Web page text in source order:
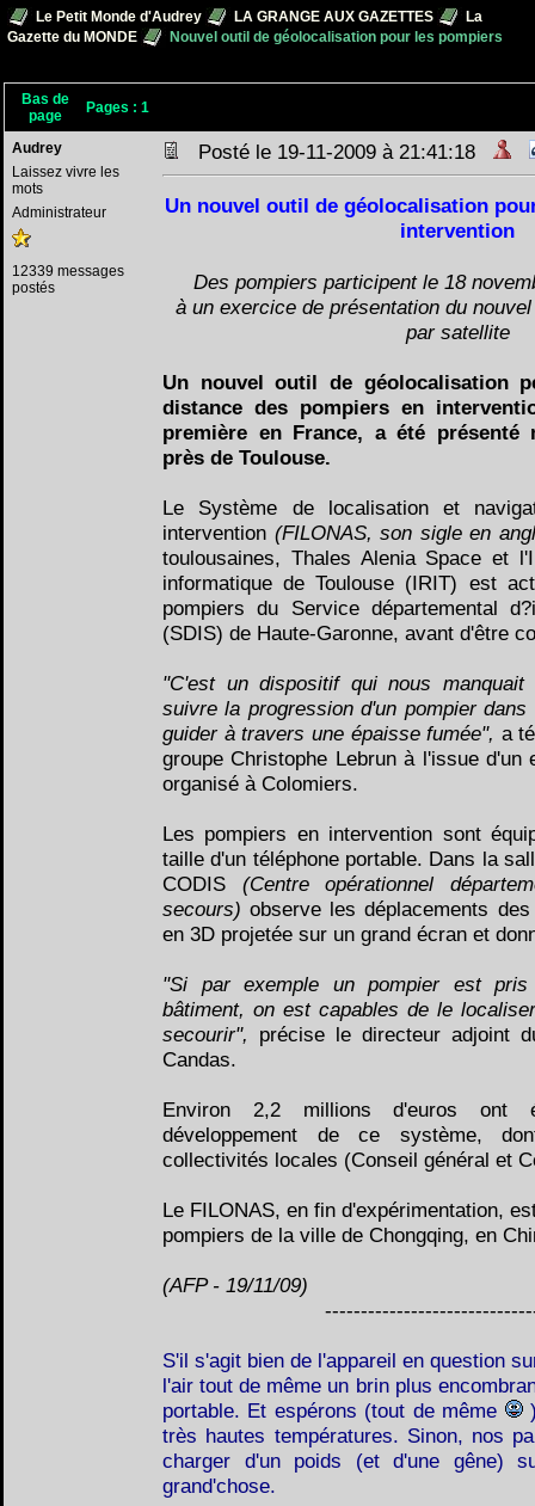
Le Petit Monde d'Audrey LA GRANGE AUX GAZETTES
La
Gazette du MONDE
Nouvel outil de géolocalisation pour les pompiers
Bas de
page
Pages : 1
Audrey
Laissez vivre les
mots
Administrateur
12339 messages
postés
Posté le 19-11-2009 à 21:41:18
Un nouvel outil de géolocalisation
intervention
Des pompiers participent le 18
à un exercice de présentation du
par satellite
Un nouvel outil de géolocalisation
distance des pompiers en
première en France, a été présenté
près de Toulouse.
Le Système de localisation et
intervention (FILONAS, son sigle en
toulousaines, Thales Alenia Space et
informatique de Toulouse (IRIT) est
pompiers du Service départemental
(SDIS) de Haute-Garonne, avant d'être
"C'est un dispositif qui nous
suivre la progression d'un pompier
guider à travers une épaisse fumée", a
groupe Christophe Lebrun à l'issue d'un
organisé à Colomiers.
Les pompiers en intervention sont
taille d'un téléphone portable. Dans la
CODIS (Centre opérationnel
secours)observe les déplacements
en 3D projetée sur un grand écran et
"Si par exemple un pompier est
bâtiment, on est capables de le
secourir", précise le directeur adjoint
Candas.
Environ 2,2 millions d'euros ont
développement de ce système,
collectivités locales (Conseil général et
Le FILONAS, en fin d'expérimentation,
pompiers de la ville de Chongqing, en
(AFP - 19/11/09)
S'il s'agit bien de l'appareil en question
l'air tout de même un brin plus
portable. Et espérons (tout de même
)
très hautes températures. Sinon, nos
charger d'un poids (et d'une gêne)
grand'chose.